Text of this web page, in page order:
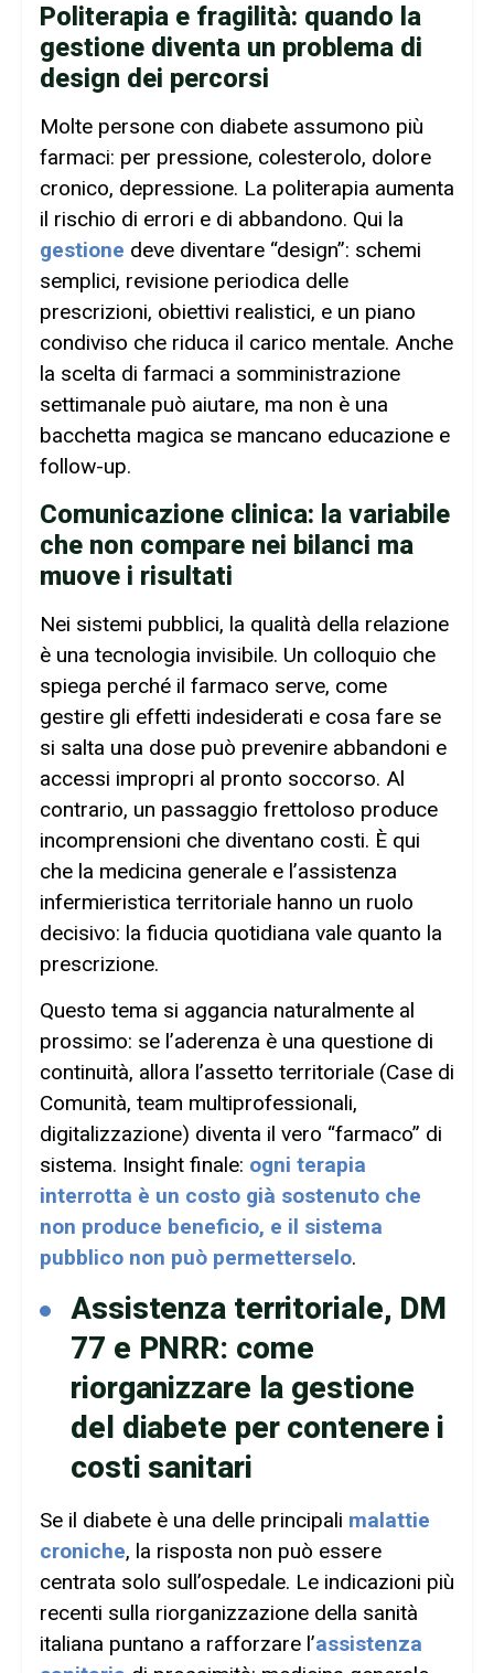
Politerapia e fragilità: quando la
gestione diventa un problema di
design dei percorsi
Molte persone con diabete assumono più
farmaci: per pressione, colesterolo, dolore
cronico, depressione. La politerapia aumenta
il rischio di errori e di abbandono. Qui la
gestione deve diventare “design”: schemi
semplici, revisione periodica delle
prescrizioni, obiettivi realistici, e un piano
condiviso che riduca il carico mentale. Anche
la scelta di farmaci a somministrazione
settimanale può aiutare, ma non è una
bacchetta magica se mancano educazione e
follow-up.
Comunicazione clinica: la variabile
che non compare nei bilanci ma
muove i risultati
Nei sistemi pubblici, la qualità della relazione
è una tecnologia invisibile. Un colloquio che
spiega perché il farmaco serve, come
gestire gli effetti indesiderati e cosa fare se
si salta una dose può prevenire abbandoni e
accessi impropri al pronto soccorso. Al
contrario, un passaggio frettoloso produce
incomprensioni che diventano costi. È qui
che la medicina generale e l’assistenza
infermieristica territoriale hanno un ruolo
decisivo: la fiducia quotidiana vale quanto la
prescrizione.
Questo tema si aggancia naturalmente al
prossimo: se l’aderenza è una questione di
continuità, allora l’assetto territoriale (Case di
Comunità, team multiprofessionali,
digitalizzazione) diventa il vero “farmaco” di
sistema. Insight finale: ogni terapia
interrotta è un costo già sostenuto che
non produce beneficio, e il sistema
pubblico non può permetterselo.
Assistenza territoriale, DM
77 e PNRR: come
riorganizzare la gestione
del diabete per contenere i
costi sanitari
Se il diabete è una delle principali malattie
croniche, la risposta non può essere
centrata solo sull’ospedale. Le indicazioni più
recenti sulla riorganizzazione della sanità
italiana puntano a rafforzare l’assistenza